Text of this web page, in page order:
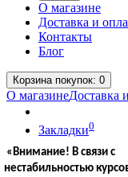
О магазине
Доставка и
Контакты
Блог
Корзинапокупок: 0
О магазинеДоставка
Закладки0
«Внимание! В связи с
нестабильностью